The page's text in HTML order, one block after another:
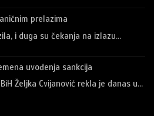
prelazima
i duga su čekanja na izlazu…
uvođenja sankcija
Željka Cvijanović rekla je danas u…